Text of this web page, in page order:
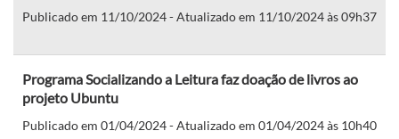
Publicado em 11/10/2024 - Atualizado em 11/10/2024 às 09h37
Programa Socializando a Leitura faz doação de livros ao
projeto Ubuntu
Publicado em 01/04/2024 - Atualizado em 01/04/2024 às 10h40